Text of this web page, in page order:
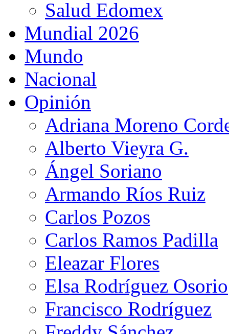
Salud Edomex
Mundial 2026
Mundo
Nacional
Opinión
Adriana Moreno
Alberto Vieyra G.
Ángel Soriano
Armando Ríos Ruiz
Carlos Pozos
Carlos Ramos Padilla
Eleazar Flores
Elsa Rodríguez Osorio
Francisco Rodríguez